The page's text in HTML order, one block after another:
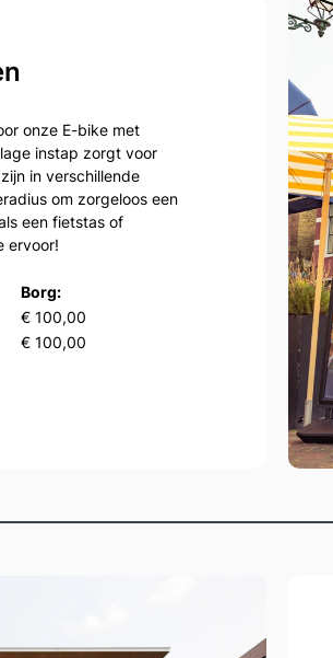
onze E-bike met
instap zorgt voor
in verschillende
om zorgeloos een
een fietstas of
ervoor!
Borg:
€ 100,00
€ 100,00